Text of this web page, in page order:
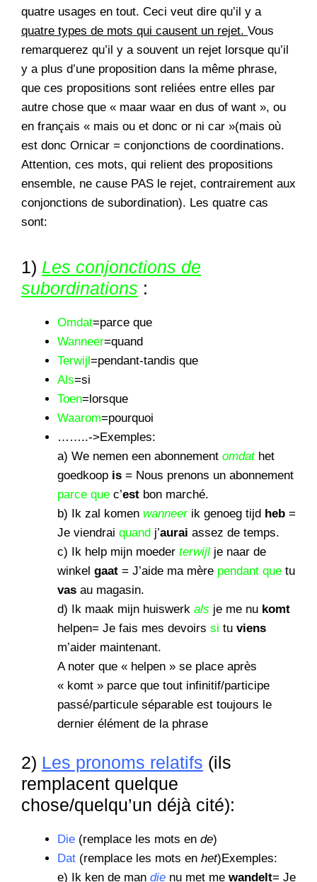
quatre usages en tout. Ceci veut dire qu’il y a
quatre types de mots qui causent un rejet. Vous
remarquerez qu’il y a souvent un rejet lorsque qu’il
y a plus d’une proposition dans la même phrase,
que ces propositions sont reliées entre elles par
autre chose que « maar waar en dus of want », ou
en français « mais ou et donc or ni car »(mais où
est donc Ornicar = conjonctions de coordinations.
Attention, ces mots, qui relient des propositions
ensemble, ne cause PAS le rejet, contrairement aux
conjonctions de subordination). Les quatre cas
sont:
1) Les conjonctions de
subordinations :
Omdat=parce que
Wanneer=quand
Terwijl =pendant-tandis que
Als=si
Toen=lorsque
Waarom=pourquoi
……..->Exemples:
a) We nemen een abonnement omdat het
goedkoop is = Nous prenons un abonnement
parce que c’est bon marché.
b) Ik zal komen wanneer ik genoeg tijd heb =
Je viendrai quand j’aurai assez de temps.
c) Ik help mijn moeder terwijl je naar de
winkel gaat = J’aide ma mère pendant que tu
vas au magasin.
d) Ik maak mijn huiswerk als je me nu komt
helpen= Je fais mes devoirs si tu viens
m’aider maintenant.
A noter que « helpen » se place après
« komt » parce que tout infinitif/participe
passé/particule séparable est toujours le
dernier élément de la phrase
2) Les pronoms relatifs (ils
remplacent quelque
chose/quelqu’un déjà cité):
Die (remplace les mots en de)
Dat (remplace les mots en het)Exemples:
e) Ik ken de man die nu met me wandelt= Je